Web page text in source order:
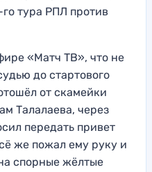
тура РПЛ против
«Матч ТВ», что не
до стартового
от скамейки
Талалаева, через
передать привет
же пожал ему руку и
спорные жёлтые